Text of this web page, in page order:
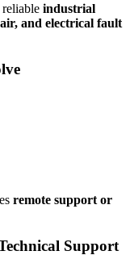
industrial
and electrical fault
remote support or
Support